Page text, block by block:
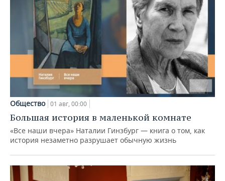
Общество 01 авг, 00:00
Большая история в маленькой комнате
«Все наши вчера» Наталии Гинзбург — книга о том, как
история незаметно разрушает обычную жизнь